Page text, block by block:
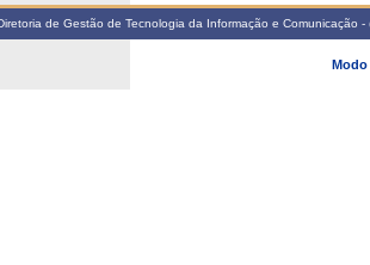
de Gestão de Tecnologia da Informação e
Modo